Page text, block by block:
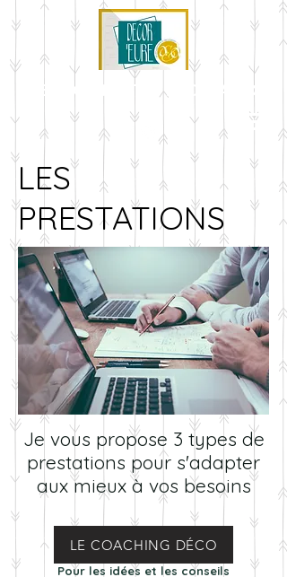
AMÉNAGEMENT ET DÉCORATION
LES
PRESTATIONS
Je vous propose 3 types de
prestations pour s'adapter
aux mieux à vos besoins
LE COACHING DÉCO
Pour les idées et les conseils